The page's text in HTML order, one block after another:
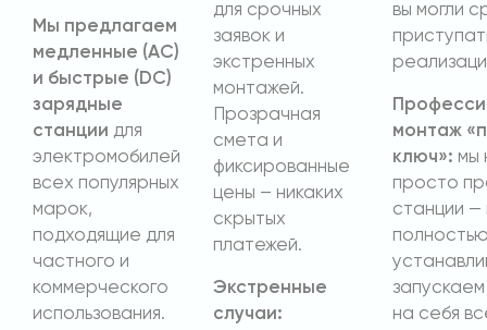
Мы предлагаем
медленные (AC)
и быстрые (DC)
зарядные
станции для
электромобилей
всех популярных
марок,
подходящие для
частного и
коммерческого
использования.
для срочных
заявок и
экстренных
монтажей.
Прозрачная
смета и
фиксированные
цены – никаких
скрытых
платежей.
Экстренные
случаи:
вы могли
монтаж
ключ»: мы
просто
станции —
на себя